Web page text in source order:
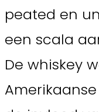
peated en
een scala
De whiskey